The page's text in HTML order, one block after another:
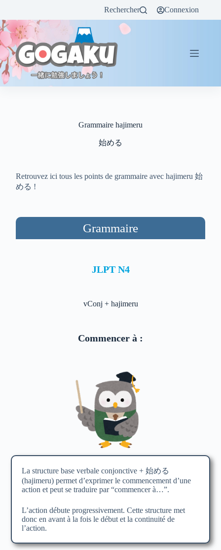
Rechercher Connexion
Grammaire hajimeru
始める
Retrouvez ici tous les points de grammaire avec hajimeru 始
める !
Grammaire
JLPT N4
vConj + hajimeru
Commencer à :
La structure base verbale conjonctive + 始める
(hajimeru) permet d’exprimer le commencement d’une
action et peut se traduire par “commencer à…”.
L’action débute progressivement. Cette structure met
donc en avant à la fois le début et la continuité de
l’action.